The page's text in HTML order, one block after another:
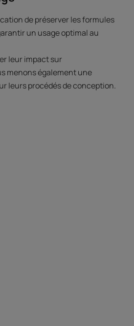
de préserver les formules
un usage optimal au
leur impact sur
menons également une
leurs procédés de conception.